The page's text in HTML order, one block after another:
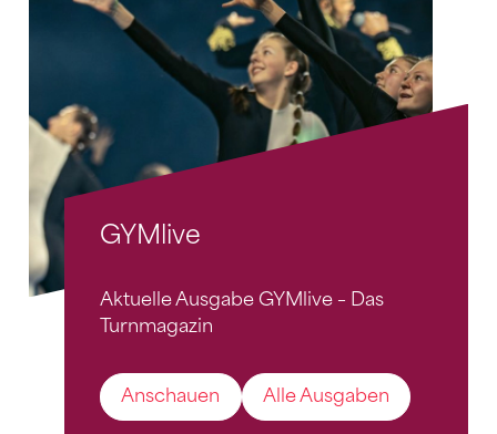
GYMlive
Aktuelle Ausgabe GYMlive – Das
Turnmagazin
Anschauen Alle Ausgaben